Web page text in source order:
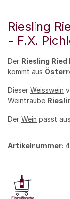
Riesling
- F.X.
Der Riesling Ried
kommt aus
Dieser Weisswein
Weintraube
Der Wein passt
Artikelnummer: